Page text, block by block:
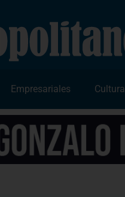
Empresariales Cultura